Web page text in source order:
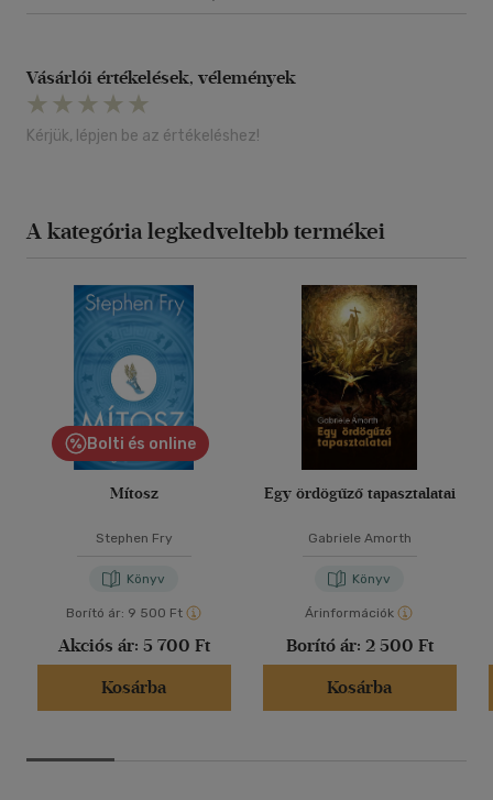
Vásárlói értékelések, vélemények
Kérjük, lépjen be az értékeléshez!
A kategória legkedveltebb termékei
Bolti és online
Mítosz
Stephen Fry
Könyv
Borító ár: 9 500 Ft
Akciós ár: 5 700 Ft
Kosárba
Egy ördögűző tapasztalatai
Gabriele Amorth
Könyv
Árinformációk
Borító ár: 2 500 Ft
Kosárba